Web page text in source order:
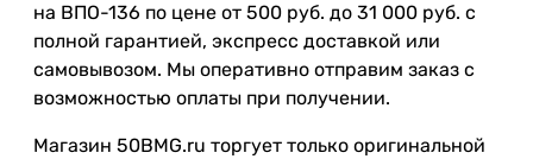
на ВПО-136 по цене от 500 руб. до 31 000 руб. с
полной гарантией, экспресс доставкой или
самовывозом. Мы оперативно отправим заказ с
возможностью оплаты при получении.
Магазин 50BMG.ru торгует только оригинальной